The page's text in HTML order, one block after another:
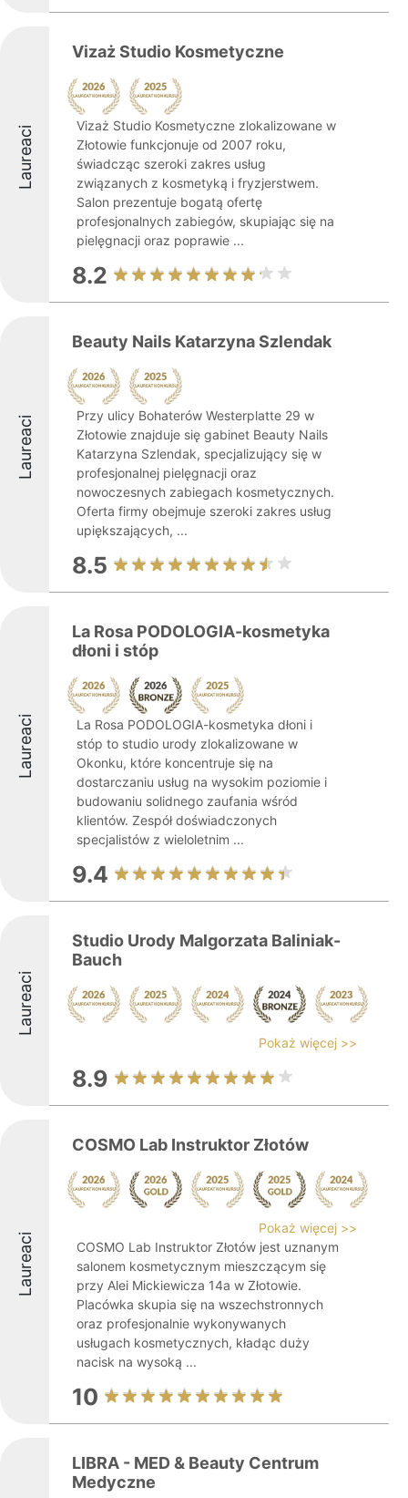
Laureaci
Vizaż Studio Kosmetyczne
Vizaż Studio Kosmetyczne zlokalizowane w
Złotowie funkcjonuje od 2007 roku,
świadcząc szeroki zakres usług
związanych z kosmetyką i fryzjerstwem.
Salon prezentuje bogatą ofertę
profesjonalnych zabiegów, skupiając się na
pielęgnacji oraz poprawie ...
8.2
Laureaci
Beauty Nails Katarzyna Szlendak
Przy ulicy Bohaterów Westerplatte 29 w
Złotowie znajduje się gabinet Beauty Nails
Katarzyna Szlendak, specjalizujący się w
profesjonalnej pielęgnacji oraz
nowoczesnych zabiegach kosmetycznych.
Oferta firmy obejmuje szeroki zakres usług
upiększających, ...
8.5
Laureaci
La Rosa PODOLOGIA-kosmetyka
dłoni i stóp
La Rosa PODOLOGIA-kosmetyka dłoni i
stóp to studio urody zlokalizowane w
Okonku, które koncentruje się na
dostarczaniu usług na wysokim poziomie i
budowaniu solidnego zaufania wśród
klientów. Zespół doświadczonych
specjalistów z wieloletnim ...
9.4
Laureaci
Studio Urody Malgorzata Baliniak-
Bauch
Pokaż więcej >>
8.9
Laureaci
COSMO Lab Instruktor Złotów
Pokaż więcej >>
COSMO Lab Instruktor Złotów jest uznanym
salonem kosmetycznym mieszczącym się
przy Alei Mickiewicza 14a w Złotowie.
Placówka skupia się na wszechstronnych
oraz profesjonalnie wykonywanych
usługach kosmetycznych, kładąc duży
nacisk na wysoką ...
10
LIBRA - MED & Beauty Centrum
Medyczne